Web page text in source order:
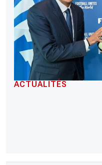
ACTUALITÉS